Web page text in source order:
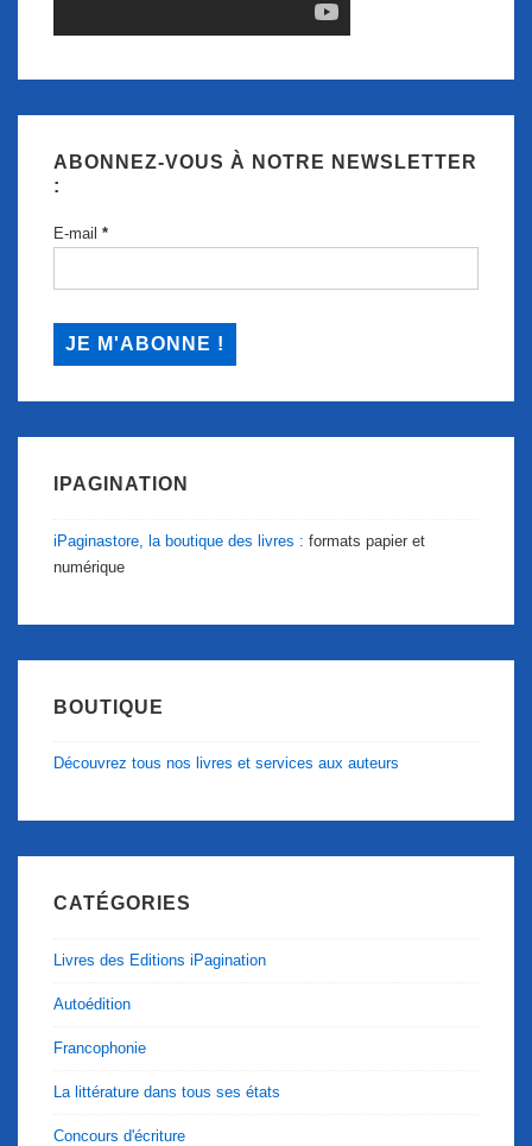
ABONNEZ-VOUS À NOTRE NEWSLETTER
:
E-mail *
IPAGINATION
iPaginastore, la boutique des livres : formats papier et
numérique
BOUTIQUE
Découvrez tous nos livres et services aux auteurs
CATÉGORIES
Livres des Editions iPagination
Autoédition
Francophonie
La littérature dans tous ses états
Concours d'écriture